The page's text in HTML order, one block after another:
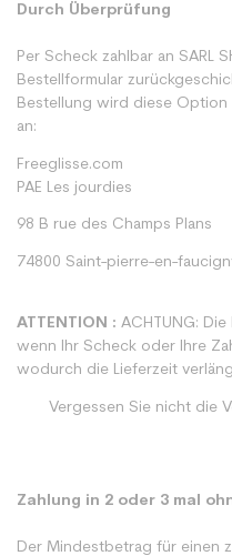
Durch Überprüfung
Per Scheck zahlbar an SARL
Bestellformular
Bestellung wird diese
an:
Freeglisse.com
PAE Les jourdies
98 B rue des Champs Plans
74800 Saint-pierre-en-
ATTENTION : ACHTUNG:
wenn Ihr Scheck oder Ihre
wodurch die Lieferzeit
Vergessen Sie nicht die
Zahlung in 2 oder 3 mal
Der Mindestbetrag für einen